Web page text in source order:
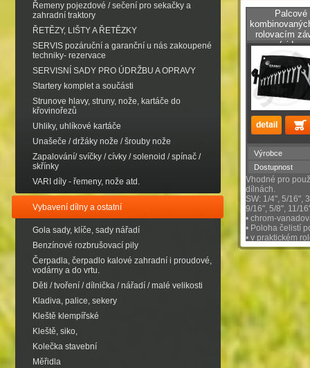
Řemeny pojezdové / sečení pro sekačky a
zahradní traktory
ŘETĚZY, LIŠTY A ŘETĚZKY
SERVIS pozáruční a garanční u nás zakoupené
techniky- rezervace
SERVISNÍ SADY PRO ÚDRŽBU A OPRAVY
Startery komplet a součásti
Strunove hlavy, struny, nože, kartáče do
křovinořezů
Uhliky, uhlíkové kartáče
Unašeče / držáky nože / šrouby nože
Zapalování/ svíčky / cívky / solenoid / spínač /
skřínky
VARI díly - řemeny, nože atd.
Vybavení dílny a ostatní
Gola sady, klíče, sady nářadí
Benzínové rozbrušovací pily
Čerpadla, čerpadlo kalové zahradní i proudové,
vodárny a do vrtu.
Děti / tvoření / dílnička / nářadí / malé velikosti
Kladiva, palice, sekery
Kleště klempířské
Kleště, siko,
Kolečka stavební
Měřidla
rolovacím
Výrobce
Dostupnost
Vhodné pro
dílnách.
SW: 1/4", 5/16",
9/16", 5/8", 11/
• chrom-
• Poloha čelistí
• v praktickém